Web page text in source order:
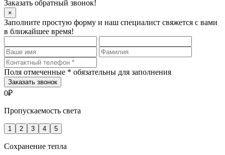
Заказать обратный звонок!
×
Заполните простую форму и наш специалист свяжется с вами
в ближайшее время!
Поля отмеченные * обязательны для заполнения
0₽
Пропускаемость света
1 2 3 4 5
Сохранение тепла